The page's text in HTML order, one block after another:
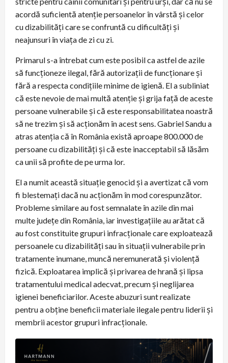
acordă suficientă atenție persoanelor în vârstă și celor
cu dizabilități care se confruntă cu dificultăți și
neajunsuri în viața de zi cu zi.
Primarul s-a întrebat cum este posibil ca astfel de azile
să funcționeze ilegal, fără autorizații de funcționare și
fără a respecta condițiile minime de igienă. El a subliniat
că este nevoie de mai multă atenție și grija față de aceste
persoane vulnerabile și că este responsabilitatea noastră
să ne trezim și să acționăm în acest sens. Gabriel Sandu a
atras atenția că în România există aproape 800.000 de
persoane cu dizabilități și că este inacceptabil să lăsăm
ca unii să profite de pe urma lor.
El a numit această situație genocid și a avertizat că vom
fi blestemați dacă nu acționăm în mod corespunzător.
Probleme similare au fost semnalate în azile din mai
multe județe din România, iar investigațiile au arătat că
au fost constituite grupuri infracționale care exploatează
persoanele cu dizabilități sau în situații vulnerabile prin
tratamente inumane, muncă neremunerată și violență
fizică. Exploatarea implică și privarea de hrană și lipsa
tratamentului medical adecvat, precum și neglijarea
igienei beneficiarilor. Aceste abuzuri sunt realizate
pentru a obține beneficii materiale ilegale pentru liderii și
membrii acestor grupuri infracționale.